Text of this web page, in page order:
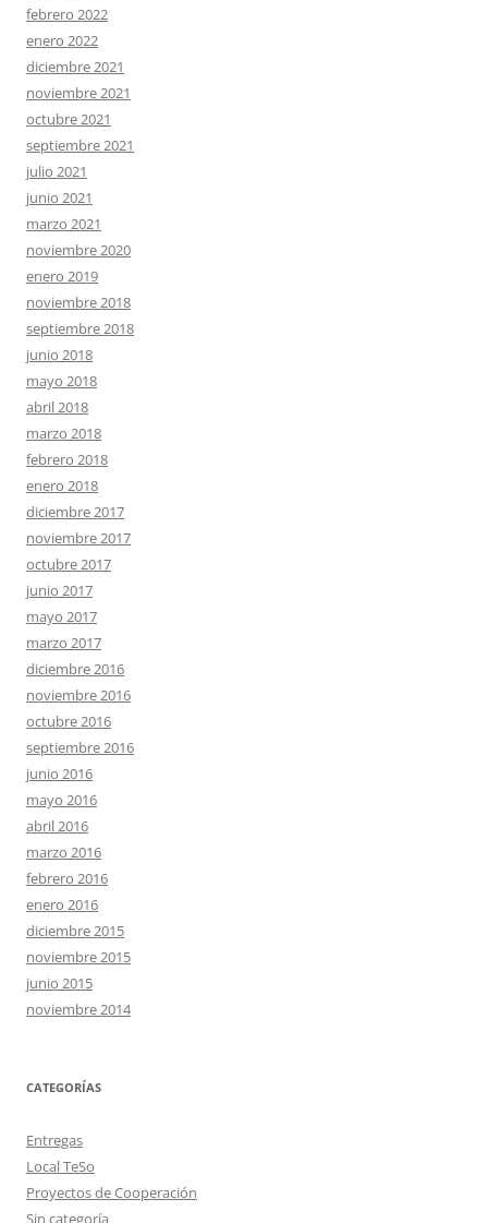
febrero 2022
enero 2022
diciembre 2021
noviembre 2021
octubre 2021
septiembre 2021
julio 2021
junio 2021
marzo 2021
noviembre 2020
enero 2019
noviembre 2018
septiembre 2018
junio 2018
mayo 2018
abril 2018
marzo 2018
febrero 2018
enero 2018
diciembre 2017
noviembre 2017
octubre 2017
junio 2017
mayo 2017
marzo 2017
diciembre 2016
noviembre 2016
octubre 2016
septiembre 2016
junio 2016
mayo 2016
abril 2016
marzo 2016
febrero 2016
enero 2016
diciembre 2015
noviembre 2015
junio 2015
noviembre 2014
CATEGORÍAS
Entregas
Local TeSo
Proyectos de Cooperación
Sin categoría